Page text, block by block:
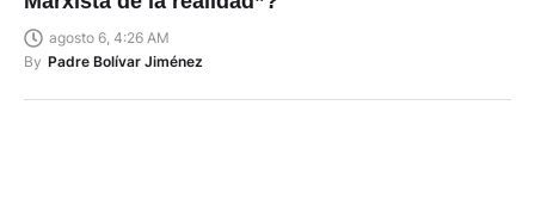
agosto 6, 4:26 AM
By Padre Bolívar Jiménez